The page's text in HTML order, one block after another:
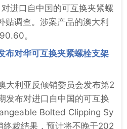
进口自中国的可互换夹紧螺
贴调查。涉案产品的澳大利
。
布对华可互换夹紧螺栓支架
大利亚反倾销委员会发布第2
发布对进口自中国的可互换
Bolted Clipping Sy
裁结果，预计将不晚于202